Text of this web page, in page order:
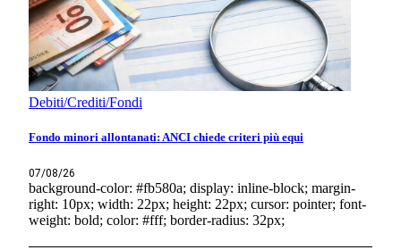
Debiti/Crediti/Fondi
Fondo minori allontanati: ANCI chiede criteri più equi
07/08/26
background-color: #fb580a; display: inline-block; margin-
right: 10px; width: 22px; height: 22px; cursor: pointer; font-
weight: bold; color: #fff; border-radius: 32px;